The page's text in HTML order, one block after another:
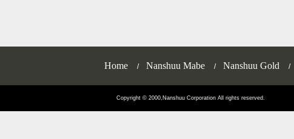
Home Nanshuu Mabe Nanshuu Gold
Copyright © 2000,Nanshuu Corporation All rights reserved.